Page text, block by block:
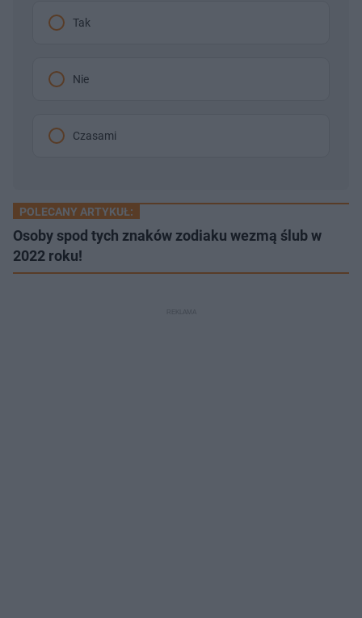
Tak
Nie
Czasami
POLECANY ARTYKUŁ:
Osoby spod tych znaków zodiaku wezmą ślub w
2022 roku!